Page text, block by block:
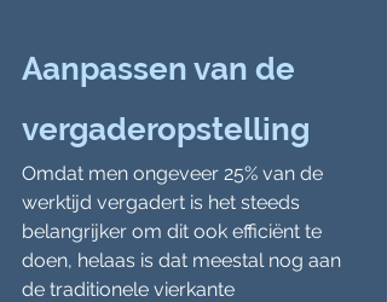
Aanpassen van de
vergaderopstelling
Omdat men ongeveer 25% van de
werktijd vergadert is het steeds
belangrijker om dit ook efficiënt te
doen, helaas is dat meestal nog aan
de traditionele vierkante